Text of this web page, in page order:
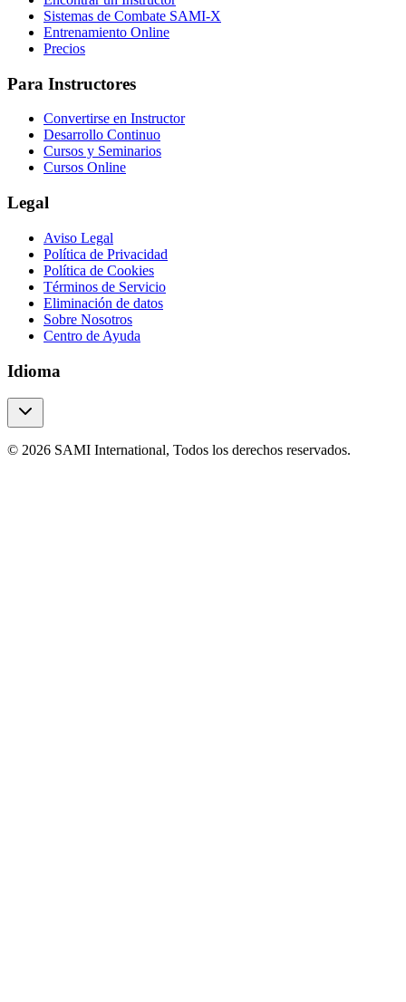
Sistemas de Combate SAMI-X
Entrenamiento Online
Precios
Para Instructores
Convertirse en Instructor
Desarrollo Continuo
Cursos y Seminarios
Cursos Online
Legal
Aviso Legal
Política de Privacidad
Política de Cookies
Términos de Servicio
Eliminación de datos
Sobre Nosotros
Centro de Ayuda
Idioma
© 2026 SAMI International, Todos los derechos reservados.